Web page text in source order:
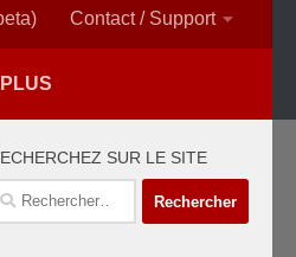
Contact / Support
PLUS
SUR LE SITE
: